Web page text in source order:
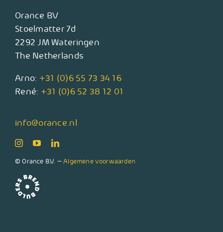
Orance BV
Stoelmatter 7d
2292 JM Wateringen
The Netherlands
Arno: +31 (0)6 55 73 34 16
René: +31 (0)6 52 38 12 01
info@orance.nl
© Orance B.V. – Algemene voorwaarden